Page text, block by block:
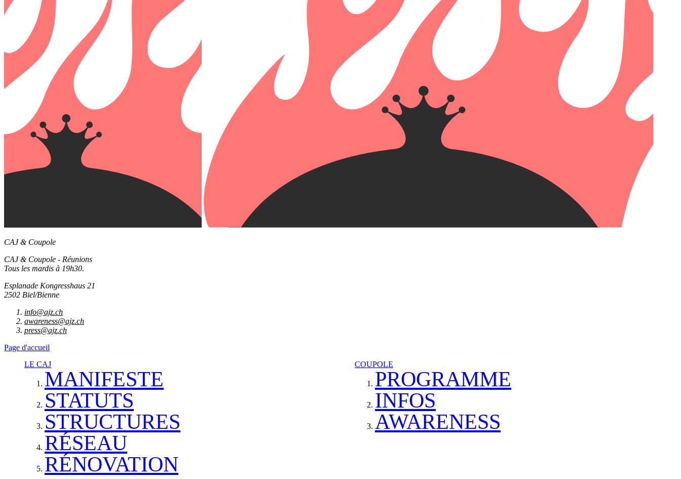
CAJ & Coupole
CAJ & Coupole - Réunions
Tous les mardis à 19h30.
Esplanade Kongresshaus 21
2502 Biel/Bienne
info@ajz.ch
awareness@ajz.ch
press@ajz.ch
Page d'accueil
LE CAJ
MANIFESTE
STATUTS
STRUCTURES
RÉSEAU
RÉNOVATION
COUPOLE
PROGRAMME
INFOS
AWARENESS